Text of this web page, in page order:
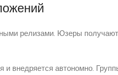
релизами. Юзеры
внедряется автономно.